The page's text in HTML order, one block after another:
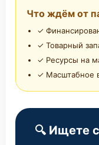
Что ждём от
✓
✓ Товарный
✓ Ресурсы на
✓ Масштабное
🔍 Ищете